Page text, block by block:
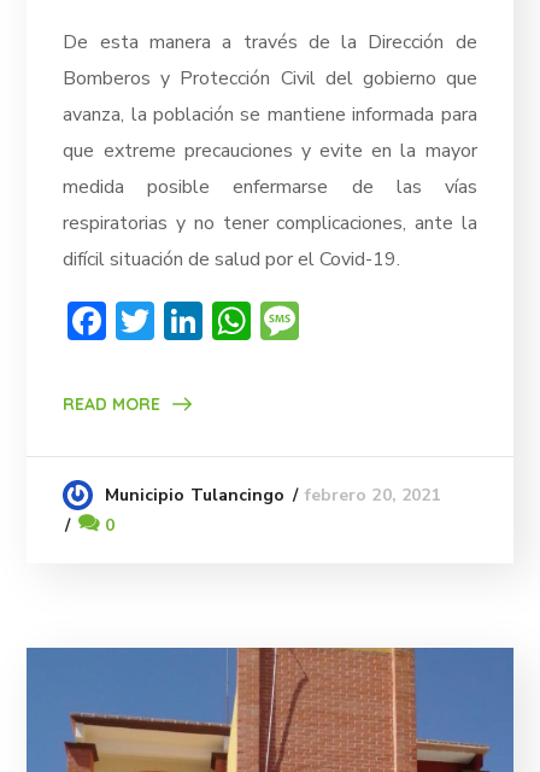
De esta manera a través de la Dirección de
Bomberos y Protección Civil del gobierno que
avanza, la población se mantiene informada para
que extreme precauciones y evite en la mayor
medida posible enfermarse de las vías
respiratorias y no tener complicaciones, ante la
difícil situación de salud por el Covid-19.
Facebook
Twitter
LinkedIn
WhatsApp
READ MORE
Municipio Tulancingo
febrero 20, 2021
0